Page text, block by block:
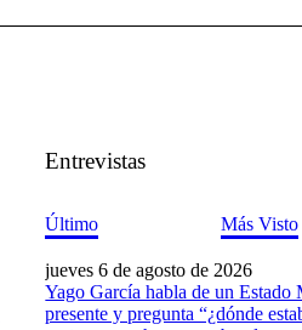
Entrevistas
Último Más Visto
jueves 6 de agosto de 2026
Yago García habla de un Estado
presente y pregunta “¿dónde